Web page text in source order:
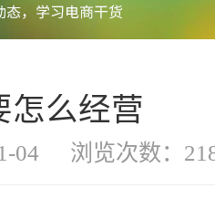
怎么经营
04 浏览次数：